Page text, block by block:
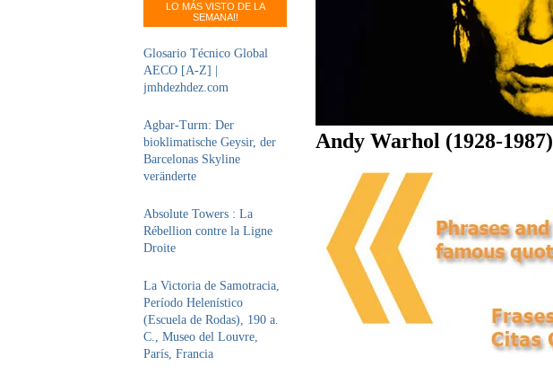
LO MÁS VISTO DE LA
SEMANA!!
Glosario Técnico Global
AECO [A-Z] |
jmhdezhdez.com
Agbar-Turm: Der
bioklimatische Geysir, der
Barcelonas Skyline
veränderte
Absolute Towers : La
Rébellion contre la Ligne
Droite
La Victoria de Samotracia,
Período Helenístico
(Escuela de Rodas), 190 a.
C., Museo del Louvre,
París, Francia
Andy Warhol (1928-1987)